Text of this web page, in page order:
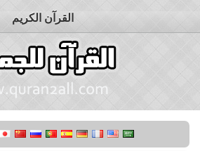
القرآن الكريم